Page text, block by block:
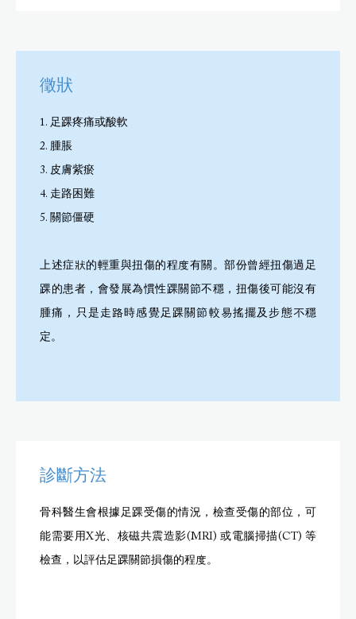
徵狀
1. 足踝疼痛或酸軟
2. 腫脹
3. 皮膚紫瘀
4. 走路困難
5. 關節僵硬
上述症狀的輕重與扭傷的程度有關。部份曾經扭傷過足
踝的患者，會發展為慣性踝關節不穩，扭傷後可能沒有
腫痛，只是走路時感覺足踝關節較易搖擺及步態不穩
定。
診斷方法
骨科醫生會根據足踝受傷的情況，檢查受傷的部位，可
能需要用X光、核磁共震造影(MRI) 或電腦掃描(CT) 等
檢查，以評估足踝關節損傷的程度。